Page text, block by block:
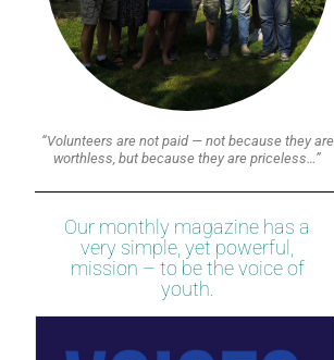
“Volunteers are not paid — not because they are
worthless, but because they are priceless…”
Our monthly magazine has a
very simple, yet powerful,
mission – to be the voice of
youth.